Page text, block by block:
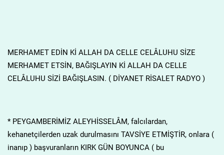
MERHAMET EDİN Kİ ALLAH DA CELLE CELÂLUHU SİZE
MERHAMET ETSİN, BAĞIŞLAYIN Kİ ALLAH DA CELLE
CELÂLUHU SİZİ BAĞIŞLASIN. ( DİYANET RİSALET RADYO )
* PEYGAMBERİMİZ ALEYHİSSELÂM, falcılardan,
kehanetçilerden uzak durulmasını TAVSİYE ETMİŞTİR, onlara (
inanıp ) başvuranların KIRK GÜN BOYUNCA ( bu